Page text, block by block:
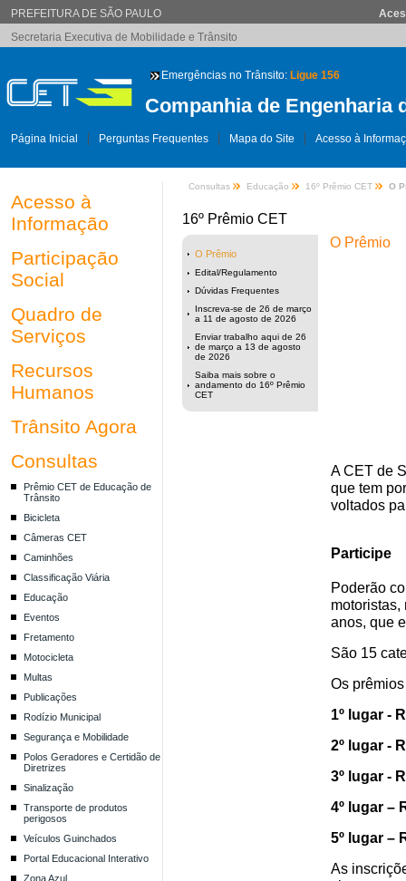
PREFEITURA DE SÃO PAULO
Secretaria Executiva de Mobilidade e Trânsito
Emergências no Trânsito: Ligue 156
Companhia de Engenharia
Página Inicial Perguntas Frequentes Mapa do Site Acesso à
Acesso à
Informação
Participação
Social
Quadro de
Serviços
Recursos
Humanos
Trânsito Agora
Consultas
Prêmio CET de Educação de
Trânsito
Bicicleta
Câmeras CET
Caminhões
Classificação Viária
Educação
Eventos
Fretamento
Motocicleta
Multas
Publicações
Rodízio Municipal
Segurança e Mobilidade
Polos Geradores e Certidão de
Diretrizes
Sinalização
Transporte de produtos
perigosos
Veículos Guinchados
Portal Educacional Interativo
Zona Azul
Consultas Educação 16º Prêmio CET O
16º Prêmio CET
O Prêmio
Edital/Regulamento
Dúvidas Frequentes
Inscreva-se de 26 de março
a 11 de agosto de 2026
Enviar trabalho aqui de 26
de março a 13 de agosto
de 2026
Saiba mais sobre o
andamento do 16º Prêmio
CET
O Prêmio
A CET de
que tem
voltados
Participe
Poderão
anos, que
São 15
Os
1º lugar -
2º lugar -
3º lugar -
4º lugar –
5º lugar –
As